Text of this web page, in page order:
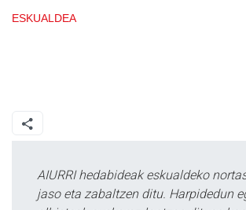
ESKUALDEA
AIURRI hedabideak eskualdeko
jaso eta zabaltzen ditu. Harpidedun